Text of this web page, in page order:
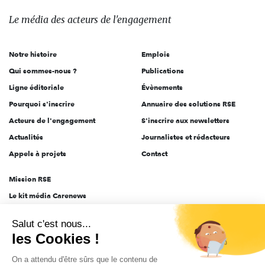
des
l'engagement
Le média des acteurs de l'engagement
Notre histoire
Qui sommes-nous ?
Ligne éditoriale
Pourquoi s'inscrire
Acteurs de l'engagement
Actualités
Appels à projets
Emplois
Publications
Évènements
Annuaire des solutions RSE
S'inscrire aux newsletters
Journalistes et rédacteurs
Contact
Mission RSE
Le kit média Carenews
AEF info
Novethic
PRODURABLE
Salut c'est nous...
les Cookies !
On a attendu d'être sûrs que le contenu de